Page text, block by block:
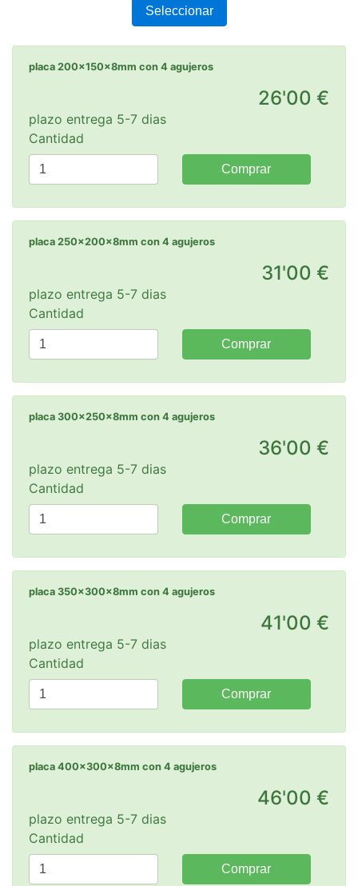
Seleccionar
placa 200x150x8mm con 4 agujeros
26'00 €
plazo entrega 5-7 dias
Cantidad
Comprar
placa 250x200x8mm con 4 agujeros
31'00 €
plazo entrega 5-7 dias
Cantidad
Comprar
placa 300x250x8mm con 4 agujeros
36'00 €
plazo entrega 5-7 dias
Cantidad
Comprar
placa 350x300x8mm con 4 agujeros
41'00 €
plazo entrega 5-7 dias
Cantidad
Comprar
placa 400x300x8mm con 4 agujeros
46'00 €
plazo entrega 5-7 dias
Cantidad
Comprar